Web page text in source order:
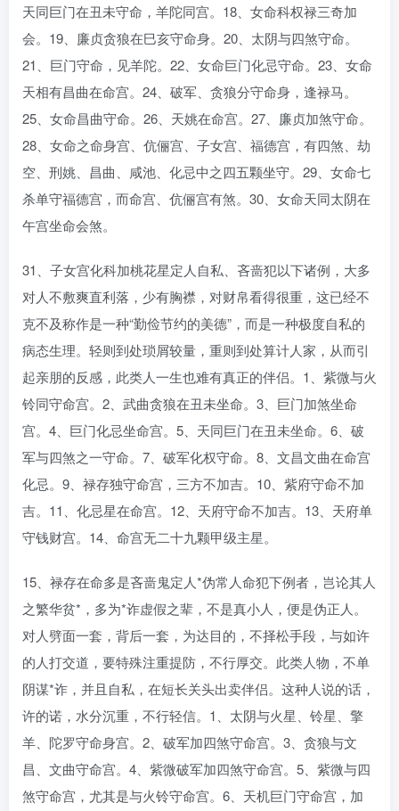
天同巨门在丑未守命，羊陀同宫。18、女命科权禄三奇加
会。19、廉贞贪狼在巳亥守命身。20、太阴与四煞守命。
21、巨门守命，见羊陀。22、女命巨门化忌守命。23、女命
天相有昌曲在命宫。24、破军、贪狼分守命身，逢禄马。
25、女命昌曲守命。26、天姚在命宫。27、廉贞加煞守命。
28、女命之命身宫、伉俪宫、子女宫、福德宫，有四煞、劫
空、刑姚、昌曲、咸池、化忌中之四五颗坐守。29、女命七
杀单守福德宫，而命宫、伉俪宫有煞。30、女命天同太阴在
午宫坐命会煞。
31、子女宫化科加桃花星定人自私、吝啬犯以下诸例，大多
对人不敷爽直利落，少有胸襟，对财帛看得很重，这已经不
克不及称作是一种“勤俭节约的美德”，而是一种极度自私的
病态生理。轻则到处琐屑较量，重则到处算计人家，从而引
起亲朋的反感，此类人一生也难有真正的伴侣。1、紫微与火
铃同守命宫。2、武曲贪狼在丑未坐命。3、巨门加煞坐命
宫。4、巨门化忌坐命宫。5、天同巨门在丑未坐命。6、破
军与四煞之一守命。7、破军化权守命。8、文昌文曲在命宫
化忌。9、禄存独守命宫，三方不加吉。10、紫府守命不加
吉。11、化忌星在命宫。12、天府守命不加吉。13、天府单
守钱财宫。14、命宫无二十九颗甲级主星。
15、禄存在命多是吝啬鬼定人*伪常人命犯下例者，岂论其人
之繁华贫*，多为*诈虚假之辈，不是真小人，便是伪正人。
对人劈面一套，背后一套，为达目的，不择松手段，与如许
的人打交道，要特殊注重提防，不行厚交。此类人物，不单
阴谋*诈，并且自私，在短长关头出卖伴侣。这种人说的话，
许的诺，水分沉重，不行轻信。1、太阴与火星、铃星、擎
羊、陀罗守命身宫。2、破军加四煞守命宫。3、贪狼与文
昌、文曲守命宫。4、紫微破军加四煞守命宫。5、紫微与四
煞守命宫，尤其是与火铃守命宫。6、天机巨门守命宫，加